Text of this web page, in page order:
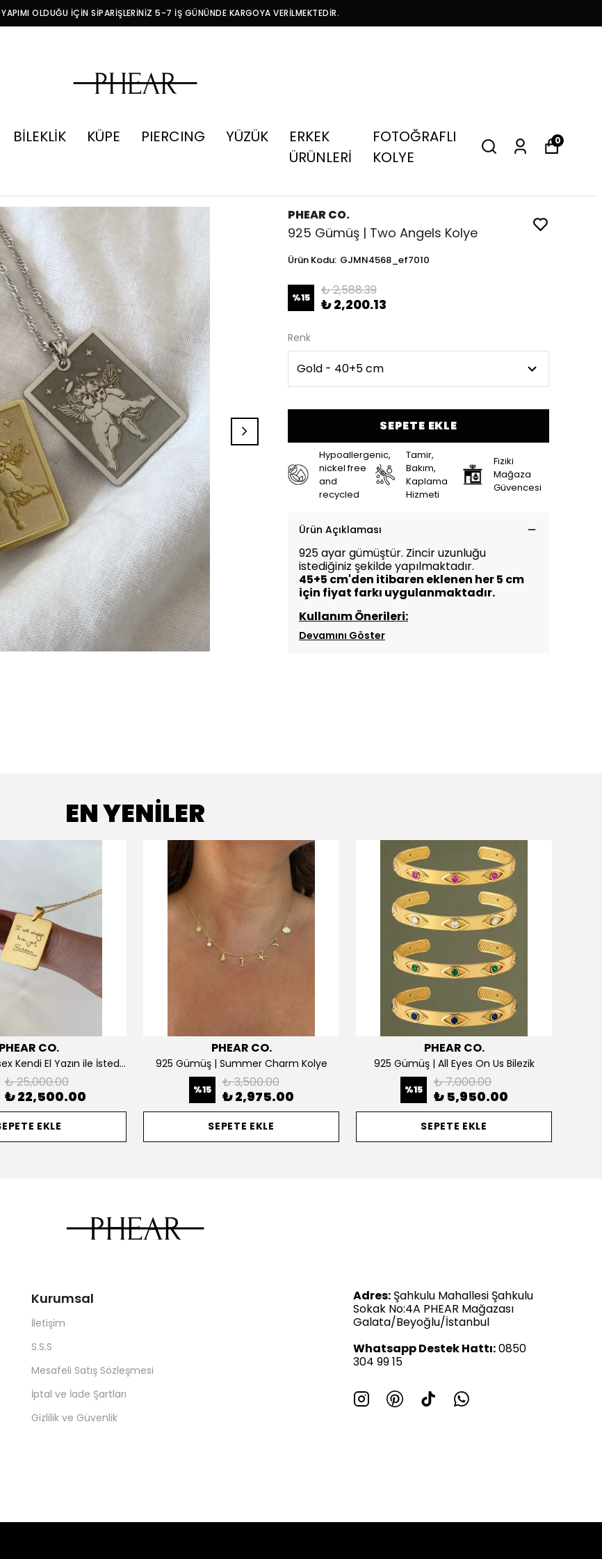
YAPIMI OLDUĞU İÇİN SİPARİŞLERİNİZ 5-7 İŞ GÜNÜNDE KARGOYA VERİLMEKTEDİR.
BİLEKLİK KÜPE PIERCING YÜZÜK
ERKEK
ÜRÜNLERİ
FOTOĞRAFLI
KOLYE
0
PHEAR CO.
925 Gümüş | Two Angels Kolye
Ürün Kodu: GJMN4568_ef7010
%15 ₺ 2,588.39
₺ 2,200.13
Renk
SEPETE EKLE
Hypoallergenic,
nickel free
and
recycled
Tamir,
Bakım,
Kaplama
Hizmeti
Fiziki
Mağaza
Güvencesi
Ürün Açıklaması
925 ayar gümüştür. Zincir uzunluğu
istediğiniz şekilde yapılmaktadır.
45+5 cm'den itibaren eklenen her 5 cm
için fiyat farkı uygulanmaktadır.
Kullanım Önerileri:
Devamını Göster
EN YENİLER
PHEAR CO.
14K ALTIN | Unisex Kendi El Yazın ile İstediğini Yazdır Plaka Kolye
₺ 25,000.00
₺ 22,500.00
EKLE
PHEAR CO.
925 Gümüş | Summer Charm Kolye
%15 ₺ 3,500.00
₺ 2,975.00
SEPETE EKLE
PHEAR CO.
925 Gümüş | All Eyes On Us Bilezik
%15 ₺ 7,000.00
₺ 5,950.00
SEPETE EKLE
Kurumsal
İletişim
S.S.S
Mesafeli Satış Sözleşmesi
İptal ve İade Şartları
Gizlilik ve Güvenlik
Adres: Şahkulu Mahallesi Şahkulu
Sokak No:4A PHEAR Mağazası
Galata/Beyoğlu/İstanbul
Whatsapp Destek Hattı:0850
304 99 15